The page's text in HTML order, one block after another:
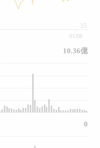
35
01/08
10.36億
0